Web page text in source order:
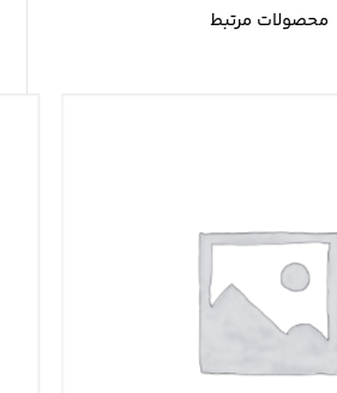
محصولات مرتبط